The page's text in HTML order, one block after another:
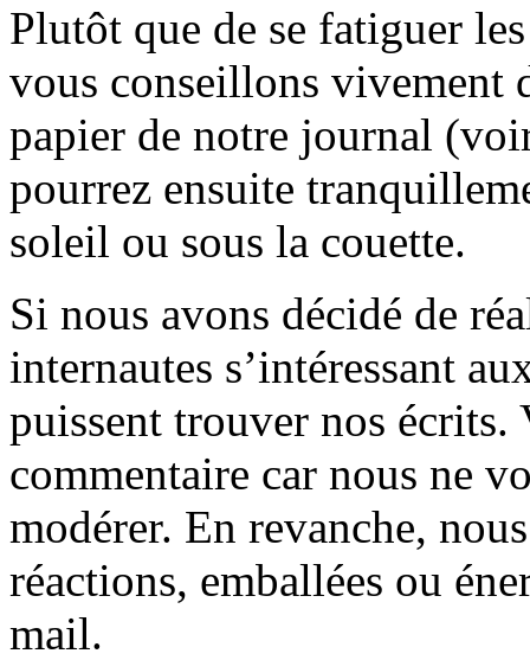
Plutôt que de se fatiguer
vous conseillons vivement
papier de notre journal
pourrez ensuite
soleil ou sous la couette.
Si nous avons décidé de
internautes s’intéressant
puissent trouver nos écrits.
commentaire car nous ne
modérer. En revanche,
réactions, emballées ou
mail.